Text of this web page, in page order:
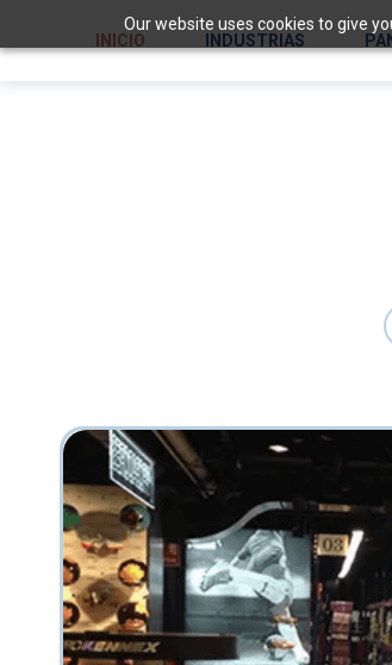
Our website uses cookies to give
INICIO
INDUSTRIAS